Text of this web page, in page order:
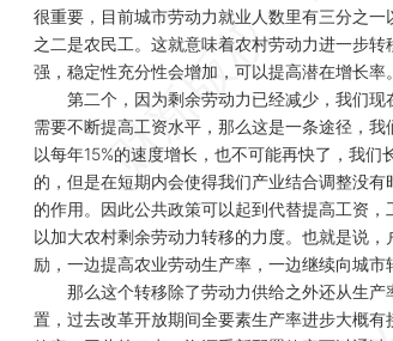
很重要，目前城市劳动力就业人数里有三分之
之二是农民工。这就意味着农村劳动力进一步
强，稳定性充分性会增加，可以提高潜在增长率。
第二个，因为剩余劳动力已经减少，我们现
需要不断提高工资水平，那么这是一条途径，
以每年15%的速度增长，也不可能再快了，我们
的，但是在短期内会使得我们产业结合调整没
的作用。因此公共政策可以起到代替提高工资
以加大农村剩余劳动力转移的力度。也就是说
励，一边提高农业劳动生产率，一边继续向城市
那么这个转移除了劳动力供给之外还从生产
置，过去改革开放期间全要素生产率进步大概